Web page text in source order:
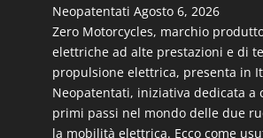
Neopatentati Agosto 6, 2026
Zero Motorcycles, marchio
elettriche ad alte prestazioni e di
propulsione elettrica, presenta in
Neopatentati, iniziativa dedicata a
primi passi nel mondo delle due
la mobilità elettrica. Ecco come